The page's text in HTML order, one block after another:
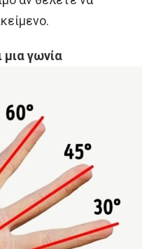
γωνία